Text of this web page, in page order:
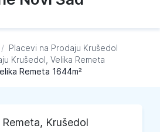
/ Placevi na Prodaju Krušedol
Krušedol, Velika Remeta
Remeta 1644m²
Remeta, Krušedol